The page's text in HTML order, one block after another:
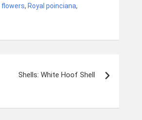
flowers, Royal poinciana,
Shells: White Hoof Shell